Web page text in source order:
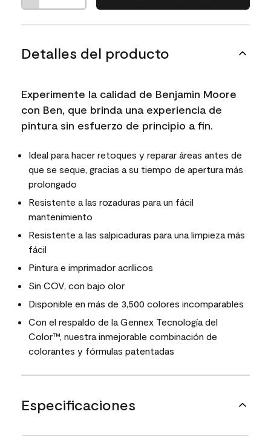
Detalles del producto
Experimente la calidad de Benjamin Moore
con Ben, que brinda una experiencia de
pintura sin esfuerzo de principio a fin.
Ideal para hacer retoques y reparar áreas antes de
que se seque, gracias a su tiempo de apertura más
prolongado
Resistente a las rozaduras para un fácil
mantenimiento
Resistente a las salpicaduras para una limpieza más
fácil
Pintura e imprimador acrílicos
Sin COV, con bajo olor
Disponible en más de 3,500 colores incomparables
Con el respaldo de la Gennex Tecnología del
Color™, nuestra inmejorable combinación de
colorantes y fórmulas patentadas
Especificaciones